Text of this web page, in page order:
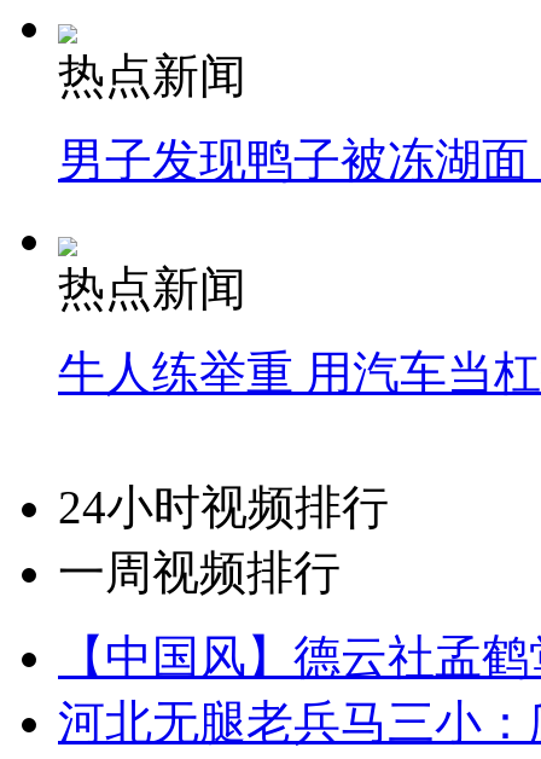
热点新闻
男子发现鸭子被冻湖
热点新闻
牛人练举重 用汽车当
24小时视频排行
一周视频排行
【中国风】德云社孟
河北无腿老兵马三小